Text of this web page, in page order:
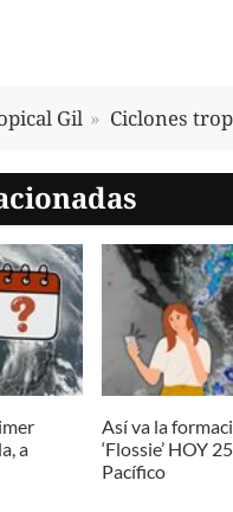
Gil Ciclones
a
Así va la
‘Flossie’ HOY
Pacífico